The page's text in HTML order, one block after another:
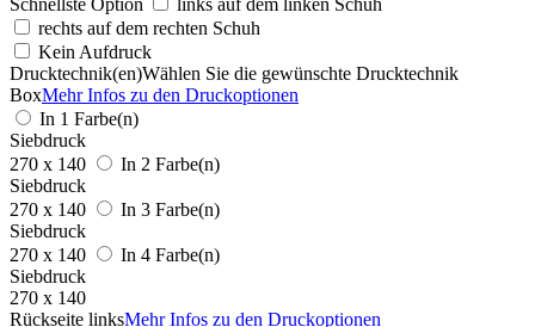
rechts auf dem rechten Schuh
Kein Aufdruck
Drucktechnik(en)Wählen Sie die gewünschte Drucktechnik
BoxMehr Infos zu den Druckoptionen
In 1 Farbe(n)
Siebdruck
270 x 140
In 2 Farbe(n)
Siebdruck
270 x 140
In 3 Farbe(n)
Siebdruck
270 x 140
In 4 Farbe(n)
Siebdruck
270 x 140
Rückseite linksMehr Infos zu den Druckoptionen